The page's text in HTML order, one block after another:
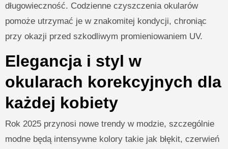
długowieczność. Codzienne czyszczenia okularów
pomoże utrzymać je w znakomitej kondycji, chroniąc
przy okazji przed szkodliwym promieniowaniem UV.
Elegancja i styl w
okularach korekcyjnych dla
każdej kobiety
Rok 2025 przynosi nowe trendy w modzie, szczególnie
modne będą intensywne kolory takie jak błękit, czerwień